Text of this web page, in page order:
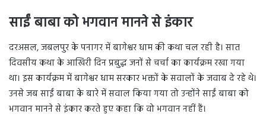
साईं बाबा को भगवान मानने से इंकार
दरअसल, जबलपुर के पनागर में बागेश्वर धाम की कथा चल रही है। सात
दिवसीय कथा के आखिरी दिन प्रबुद्ध जनों से चर्चा का कार्यक्रम रखा गया
था। इस कार्यक्रम में बागेश्वर धाम सरकार भक्तों के सवालों के जवाब दे रहे थे।
उनसे जब साईं बाबा के बारे में सवाल किया गया तो उन्होंने साईं बाबा को
भगवान मानने से इंकार करते हुए कहा कि वो भगवान नहीं हैं।